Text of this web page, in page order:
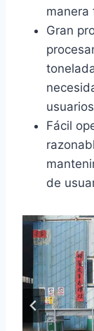
manera
Gran
Fácil
de